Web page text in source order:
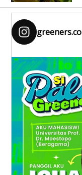
greeners.co